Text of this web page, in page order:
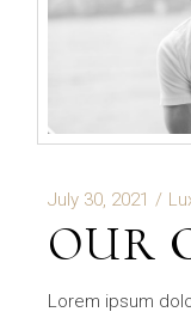
July 30, 2021
OUR
Lorem ipsum